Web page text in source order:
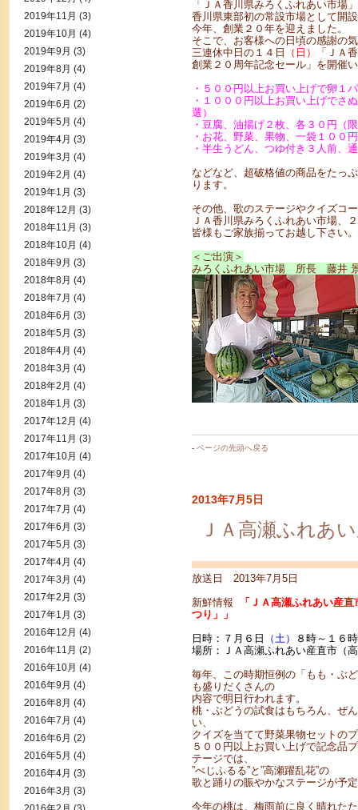
「ＪＡ香川県みろくふれあい市場
香川県東部初の常設市場として開
今年、創業２０年を迎えました。
そこで、お客様への日頃の感謝の
三連休中日の１４日
（日）
「ＪＡ
創業２０周年記念セール」を開催
・５００円以上お買い上げで卵１
・１０００円以上お買い上げでさ
選）
・豆腐、油揚げ２枚、各３０円（
・お花、野菜、果物、一袋１００
・半生うどん、つゆ付き３人前、
などなど、超破格値の商品をたっ
ります。
その他、歌のステージやクイズコ
ＪＡ香川県みろくふれあい市場、
皆様もご家族揃ってお越し下さい。
＜ご出演＞
みろくふれあい市場 所長 藤井
- ページの先頭へ戻る
2013年7月5日
ＪＡ高瀬ふれあ
放送日 2013年7月5日
新鮮情報
「ＪＡ高瀬ふれあい産
つり」」
日時：７月６日
（土）
８時～１６時
場所：ＪＡ高瀬ふれあい産直市（
毎年、この時期恒例の「もも・ぶ
も盛りだくさんの
内容で明日行われます。
桃・ぶどうの試食はもちろん、ぜ
い、
クイズを当てて野菜果物セットの
５００円以上お買い上げで記念品
テージでは、
”べじふるる”と”高瀬躍乱花”の
歌と踊りの賑やかなステージが予
今年の桃は、梅雨前に良く晴れた
2019年11月 (3)
2019年10月 (4)
2019年9月 (3)
2019年8月 (4)
2019年7月 (4)
2019年6月 (2)
2019年5月 (4)
2019年4月 (3)
2019年3月 (4)
2019年2月 (4)
2019年1月 (3)
2018年12月 (3)
2018年11月 (3)
2018年10月 (4)
2018年9月 (3)
2018年8月 (4)
2018年7月 (4)
2018年6月 (3)
2018年5月 (3)
2018年4月 (4)
2018年3月 (4)
2018年2月 (4)
2018年1月 (3)
2017年12月 (4)
2017年11月 (3)
2017年10月 (4)
2017年9月 (4)
2017年8月 (3)
2017年7月 (4)
2017年6月 (3)
2017年5月 (3)
2017年4月 (4)
2017年3月 (4)
2017年2月 (3)
2017年1月 (3)
2016年12月 (4)
2016年11月 (2)
2016年10月 (4)
2016年9月 (4)
2016年8月 (4)
2016年7月 (4)
2016年6月 (2)
2016年5月 (4)
2016年4月 (3)
2016年3月 (3)